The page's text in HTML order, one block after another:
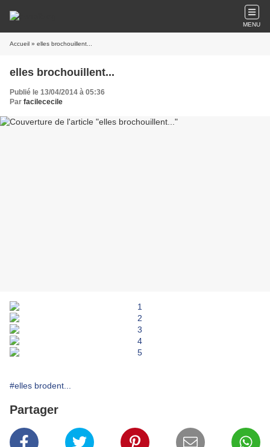
MENU
Accueil » elles brochouillent...
elles brochouillent...
Publié le 13/04/2014 à 05:36
Par facilececile
#elles brodent...
Partager